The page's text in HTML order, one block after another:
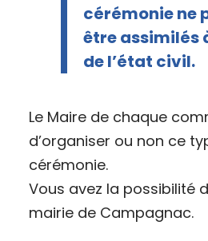
cérémonie ne
être assimilés
de l’état civil.
Le Maire de chaque
d’organiser ou non ce
cérémonie.
Vous avez la possibilité
mairie de Campagnac.